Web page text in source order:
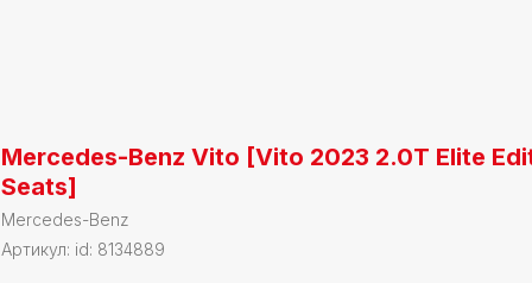
Mercedes-Benz Vito [Vito 2023 2.0T Elite
Seats]
Mercedes-Benz
Артикул: id: 8134889